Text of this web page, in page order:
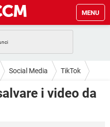
MENU
ANDROID
WINDOWS 10
ANDROID
Social Media TikTok
i video da